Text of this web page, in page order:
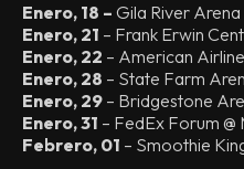
Enero, 18 – Gila River
Enero, 21 – Frank Erwin
Enero, 22 – American
Enero, 28 – State Farm
Enero, 29 – Bridgestone
Enero, 31 – FedEx Forum @
Febrero, 01 – Smoothie